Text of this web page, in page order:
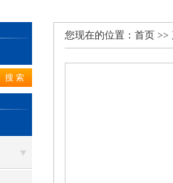
您现在的位置： 首页 >>